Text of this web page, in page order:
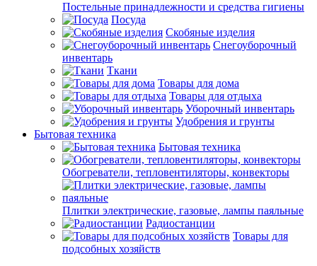
Постельные принадлежности и средства гигиены
Посуда
Скобяные изделия
Снегоуборочный
инвентарь
Ткани
Товары для дома
Товары для отдыха
Уборочный инвентарь
Удобрения и грунты
Бытовая техника
Бытовая техника
Обогреватели, тепловентиляторы, конвекторы
Плитки электрические, газовые, лампы паяльные
Радиостанции
Товары для
подсобных хозяйств